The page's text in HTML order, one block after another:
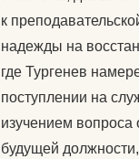
к
надежды на
где Тургенев
поступлении на
изучением
будущей